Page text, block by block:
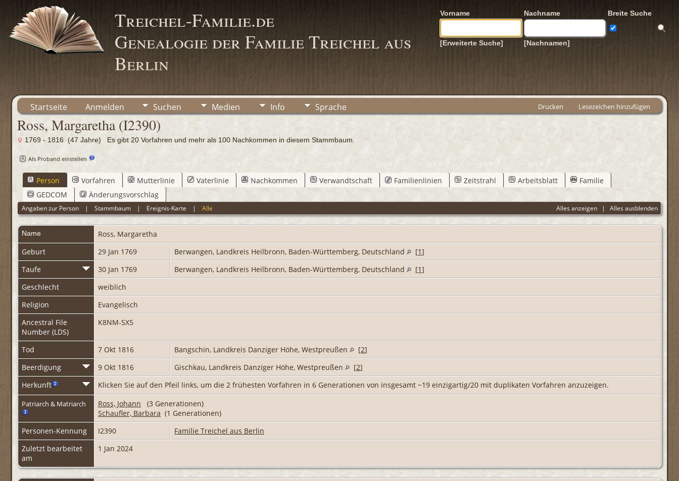
Treichel-Familie.de
Genealogie der Familie Treichel aus
Berlin
Vorname Nachname Breite Suche
[Erweiterte Suche] [Nachnamen]
Startseite Anmelden Suchen Medien Info Sprache Drucken Lesezeichen hinzufügen
Ross, Margaretha (I2390)
1769 - 1816 (47 Jahre) Es gibt 20 Vorfahren und mehr als 100 Nachkommen in diesem Stammbaum.
Als Proband einstellen
Person Vorfahren Mutterlinie Vaterlinie Nachkommen Verwandtschaft Familienlinien Zeitstrahl Arbeitsblatt
Familie
GEDCOM
Änderungsvorschlag
Alles anzeigen | Alles ausblenden
Angaben zur Person |Stammbaum | Ereignis-Karte |Alle
Name Ross, Margaretha
Geburt
29 Jan 1769 Berwangen, Landkreis Heilbronn, Baden-Württemberg, Deutschland [1]
Taufe
30 Jan 1769 Berwangen, Landkreis Heilbronn, Baden-Württemberg, Deutschland [1]
Geschlecht
weiblich
Religion
Evangelisch
Ancestral File
Number (LDS)
K8NM-SX5
Tod 7 Okt 1816 Bangschin, Landkreis Danziger Höhe, Westpreußen [2]
Beerdigung
9 Okt 1816 Gischkau, Landkreis Danziger Höhe, Westpreußen [2]
Herkunft
Klicken Sie auf den Pfeil links, um die 2 frühesten Vorfahren in 6 Generationen von insgesamt ~19 einzigartig/20 mit duplikaten Vorfahren anzuzeigen.
Patriarch & Matriarch Ross, Johann (3 Generationen)
Schaufler, Barbara (1 Generationen)
Personen-Kennung
I2390
Familie Treichel aus Berlin
Zuletzt bearbeitet
am
1 Jan 2024